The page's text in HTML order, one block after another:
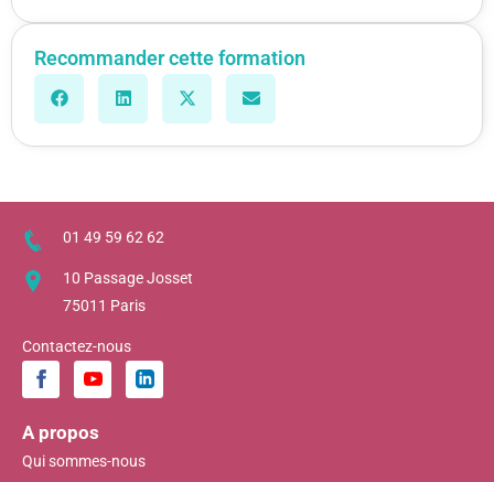
Recommander cette formation
01 49 59 62 62
10 Passage Josset
75011 Paris
Contactez-nous
A propos
Qui sommes-nous